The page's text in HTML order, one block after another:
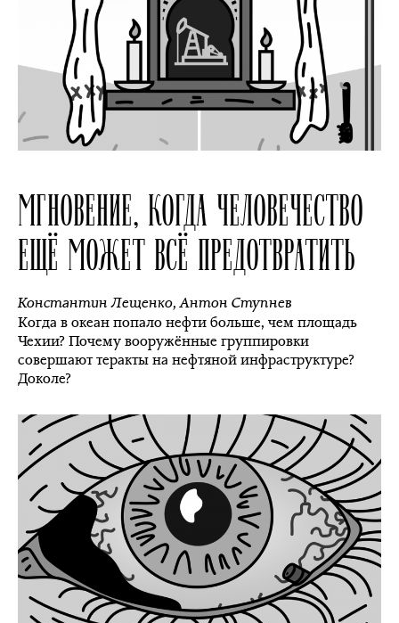
МГНОВЕНИЕ, КОГДА ЧЕЛОВЕЧЕСТВО
ЕЩЁ МОЖЕТ ВСЁ ПРЕДОТВРАТИТЬ
Константин Лещенко,Антон Ступнев
Когда в океан попало нефти больше, чем площадь
Чехии? Почему вооружённые группировки
совершают теракты на нефтяной инфраструктуре?
Доколе?